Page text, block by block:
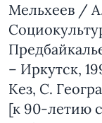
Мельхеев /
– Иркутск,
Кез, С.
[к 90-летию